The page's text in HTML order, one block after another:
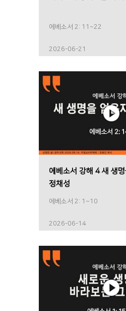
에베소서 2: 11~22
2026-06-21
에베소서 강해 4 새 생
정채성
에베소서 2: 1~10
2026-06-14